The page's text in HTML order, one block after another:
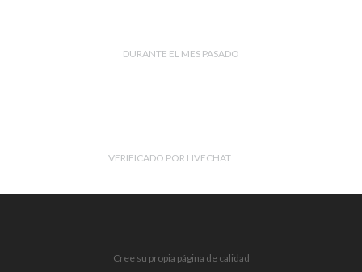
DURANTE EL MES PASADO
VERIFICADO POR LIVECHAT
Cree su propia página de calidad